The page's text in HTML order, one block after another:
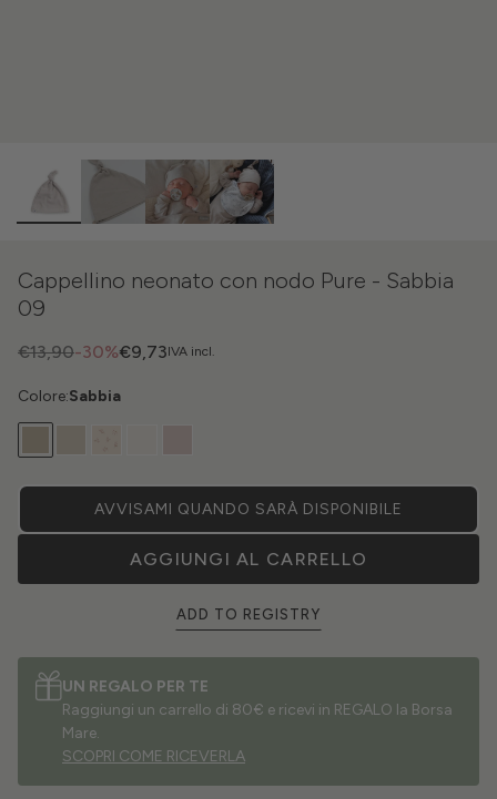
Cappellino neonato con nodo Pure - Sabbia
09
IVA incl.
-30%
€13,90 €9,73
Colore:Sabbia
AVVISAMI QUANDO SARÀ DISPONIBILE
AGGIUNGI AL CARRELLO
ADD TO REGISTRY
UN REGALO PER TE
Raggiungi un carrello di 80€ e ricevi in REGALO la Borsa
Mare.
SCOPRI COME RICEVERLA